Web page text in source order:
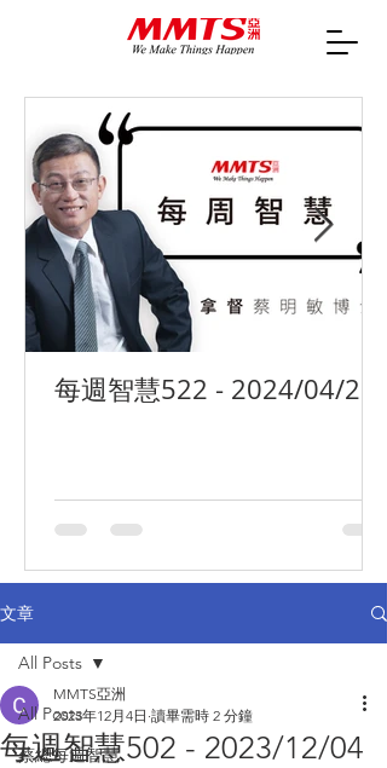
每週智慧522 - 2024/04/29
文章
All Posts
蔡總每週智慧
All Posts
每週智慧502 - 2023/12/04
MMTS亞洲
2023年12月4日 讀畢需時 2 分鐘